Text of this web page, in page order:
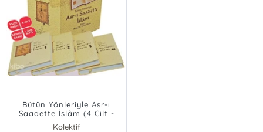
Bütün Yönleriyle Asr-ı
Saadette İslâm (4 Cilt -
Ciltli)
Kolektif